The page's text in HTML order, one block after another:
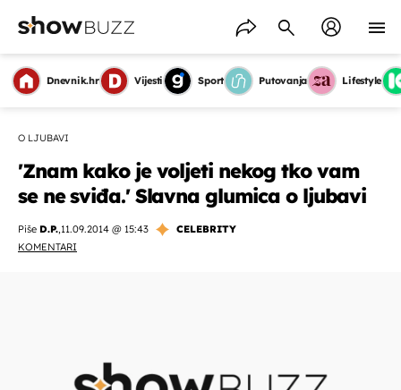
Dnevnik.hr Vijesti Sport Putovanja Lifestyle
O LJUBAVI
'Znam kako je voljeti nekog tko vam
se ne sviđa.' Slavna glumica o ljubavi
Piše D.P.,11.09.2014 @ 15:43
CELEBRITY
KOMENTARI